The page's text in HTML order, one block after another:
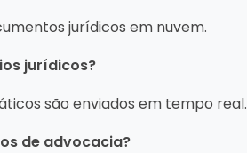
jurídicos em nuvem.
jurídicos?
são enviados em tempo real.
de advocacia?